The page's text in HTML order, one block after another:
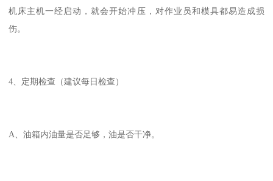
机床主机一经启动，就会开始冲压，对作业员和模具都易造成损
伤。
4、定期检查（建议每日检查）
A、油箱内油量是否足够，油是否干净。